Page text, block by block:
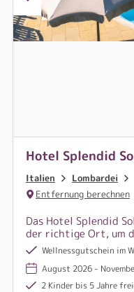
Hotel Splendid
Italien Lombardei
Entfernung berechnen
Das Hotel Splendid
der richtige Ort, um
Gardasee zu
Verbindung
dem unverzichtbaren
verwöhnen.
Wellnessgutschein im Wert
August 2026 -
2 Kinder bis 5 Jahre frei